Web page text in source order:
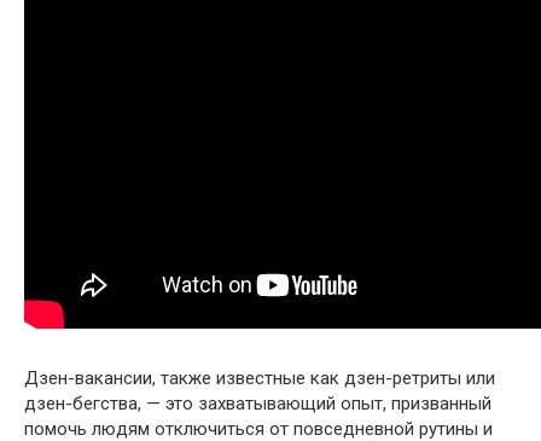
Дзен-вакансии, также известные как дзен-ретриты или
дзен-бегства, — это захватывающий опыт, призванный
помочь людям отключиться от повседневной рутины и